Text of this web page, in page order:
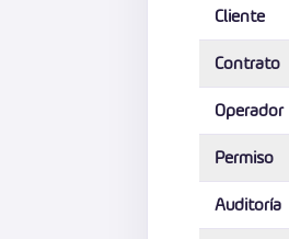
Cliente
Contrato
Operador
Permiso
Auditoría